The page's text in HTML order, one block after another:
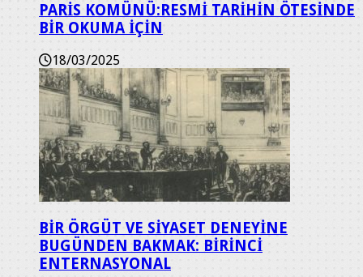
PARİS KOMÜNÜ:RESMİ TARİHİN ÖTESİNDE
BİR OKUMA İÇİN
18/03/2025
BİR ÖRGÜT VE SİYASET DENEYİNE
BUGÜNDEN BAKMAK: BİRİNCİ
ENTERNASYONAL